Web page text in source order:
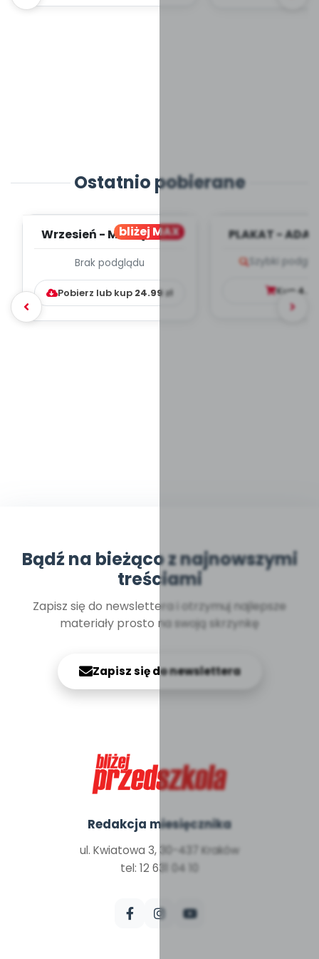
Ostatnio pobierane
bliżej MAX
Wrzesień - MIESIĘCZNY
WYCHOWAWCZO –
DYDAKTYC...
Brak podglądu
Pobierz lub kup 24.99zł
PLAKAT -
Szybki
Kup
Bądź na bieżąco z najnowszymi
treściami
Zapisz się do newslettera i otrzymuj najlepsze
materiały prosto na swoją skrzynkę
Zapisz się do newslettera
Redakcja miesięcznika
ul. Kwiatowa 3, 30-437 Kraków
tel: 12 631 04 10